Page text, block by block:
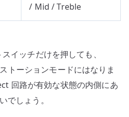
/ Mid / Treble
イッチだけを押しても、
トーションモードにはなりま
回路が有効な状態の内側にあ
でしょう。